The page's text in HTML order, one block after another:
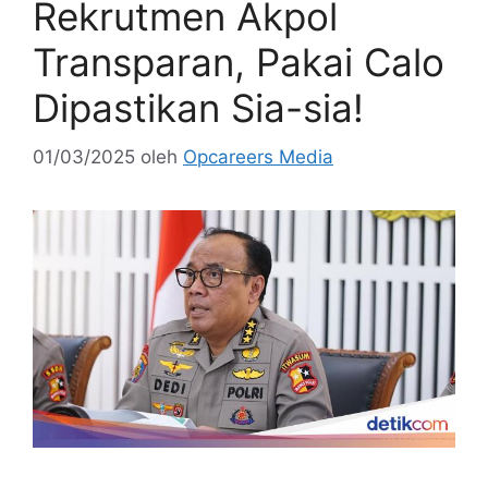
Rekrutmen Akpol
Transparan, Pakai Calo
Dipastikan Sia-sia!
01/03/2025 oleh Opcareers Media